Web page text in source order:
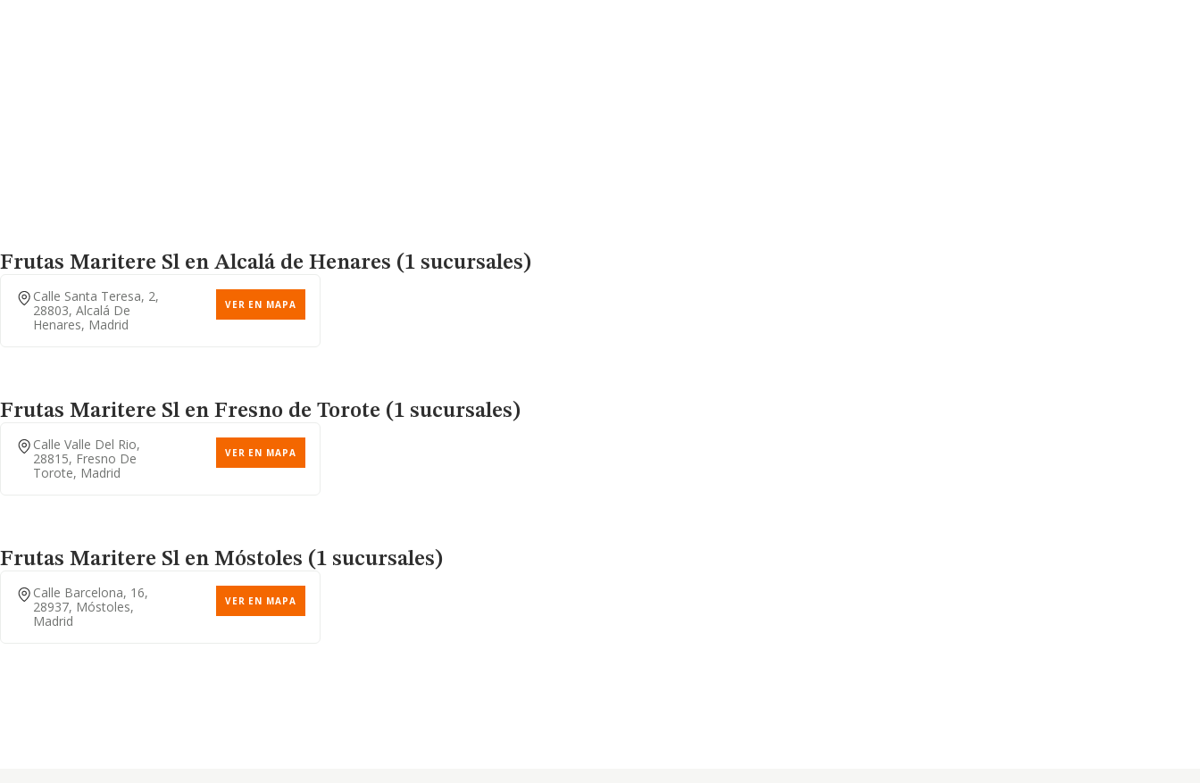
Frutas Maritere Sl en Alcalá de Henares (1 sucursales)
Calle Santa Teresa, 2,
28803, Alcalá De
Henares, Madrid
VER EN MAPA
Frutas Maritere Sl en Fresno de Torote (1 sucursales)
Calle Valle Del Rio,
28815, Fresno De
Torote, Madrid
VER EN MAPA
Frutas Maritere Sl en Móstoles (1 sucursales)
Calle Barcelona, 16,
28937, Móstoles,
Madrid
VER EN MAPA